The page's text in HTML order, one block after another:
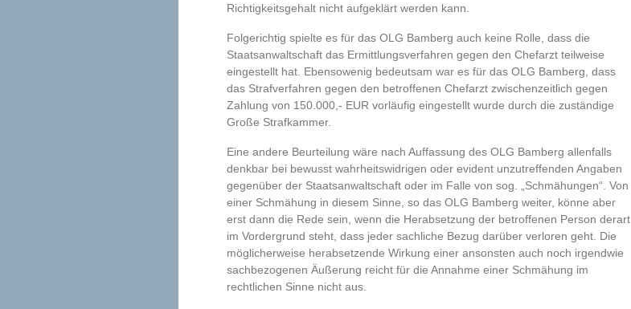
Richtigkeitsgehalt nicht aufgeklärt werden kann.
Folgerichtig spielte es für das OLG Bamberg auch keine Rolle, dass die
Staatsanwaltschaft das Ermittlungsverfahren gegen den Chefarzt teilweise
eingestellt hat. Ebensowenig bedeutsam war es für das OLG Bamberg, dass
das Strafverfahren gegen den betroffenen Chefarzt zwischenzeitlich gegen
Zahlung von 150.000,- EUR vorläufig eingestellt wurde durch die zuständige
Große Strafkammer.
Eine andere Beurteilung wäre nach Auffassung des OLG Bamberg allenfalls
denkbar bei bewusst wahrheitswidrigen oder evident unzutreffenden Angaben
gegenüber der Staatsanwaltschaft oder im Falle von sog. „Schmähungen“. Von
einer Schmähung in diesem Sinne, so das OLG Bamberg weiter, könne aber
erst dann die Rede sein, wenn die Herabsetzung der betroffenen Person derart
im Vordergrund steht, dass jeder sachliche Bezug darüber verloren geht. Die
möglicherweise herabsetzende Wirkung einer ansonsten auch noch irgendwie
sachbezogenen Äußerung reicht für die Annahme einer Schmähung im
rechtlichen Sinne nicht aus.